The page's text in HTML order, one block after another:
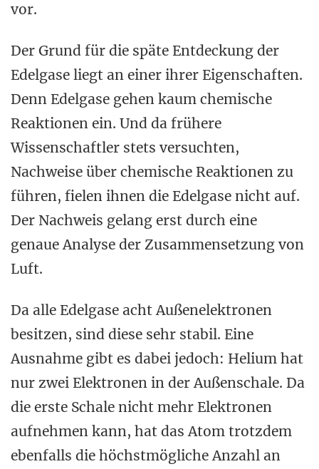
vor.
Der Grund für die späte Entdeckung der
Edelgase liegt an einer ihrer Eigenschaften.
Denn Edelgase gehen kaum chemische
Reaktionen ein. Und da frühere
Wissenschaftler stets versuchten,
Nachweise über chemische Reaktionen zu
führen, fielen ihnen die Edelgase nicht auf.
Der Nachweis gelang erst durch eine
genaue Analyse der Zusammensetzung von
Luft.
Da alle Edelgase acht Außenelektronen
besitzen, sind diese sehr stabil. Eine
Ausnahme gibt es dabei jedoch: Helium hat
nur zwei Elektronen in der Außenschale. Da
die erste Schale nicht mehr Elektronen
aufnehmen kann, hat das Atom trotzdem
ebenfalls die höchstmögliche Anzahl an